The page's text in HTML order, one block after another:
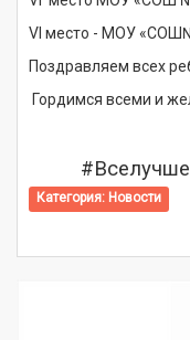
VI место - МОУ
Поздравляем всех
Гордимся всеми и
Категория: Новости